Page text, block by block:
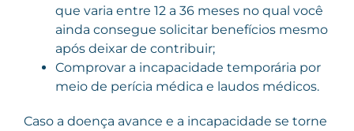
que varia entre 12 a 36 meses no qual você
ainda consegue solicitar benefícios mesmo
após deixar de contribuir;
Comprovar a incapacidade temporária por
meio de perícia médica e laudos médicos.
Caso a doença avance e a incapacidade se torne